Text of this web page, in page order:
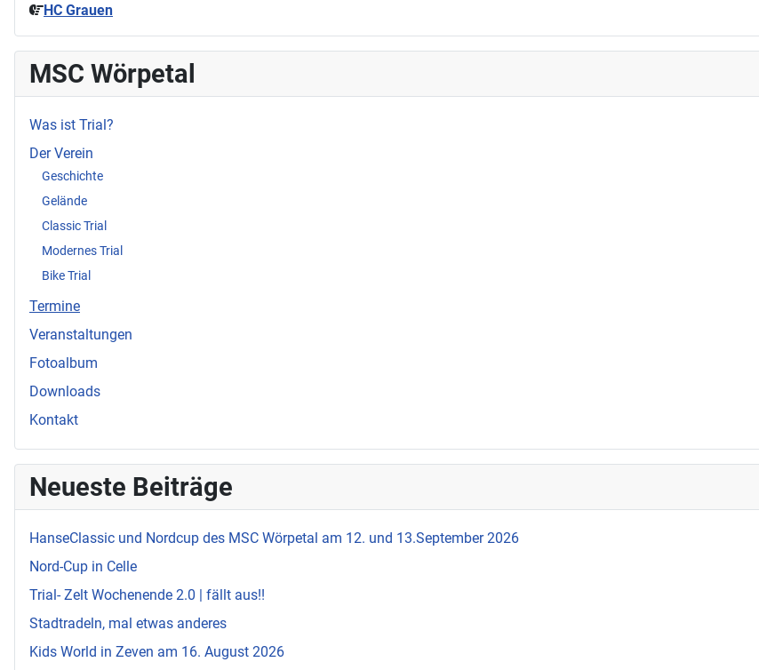
HC Grauen
MSC Wörpetal
Was ist Trial?
Der Verein
Geschichte
Gelände
Classic Trial
Modernes Trial
Bike Trial
Termine
Veranstaltungen
Fotoalbum
Downloads
Kontakt
Neueste Beiträge
HanseClassic und Nordcup des MSC Wörpetal am 12. und 13.September 2026
Nord-Cup in Celle
Trial- Zelt Wochenende 2.0 | fällt aus!!
Stadtradeln, mal etwas anderes
Kids World in Zeven am 16. August 2026